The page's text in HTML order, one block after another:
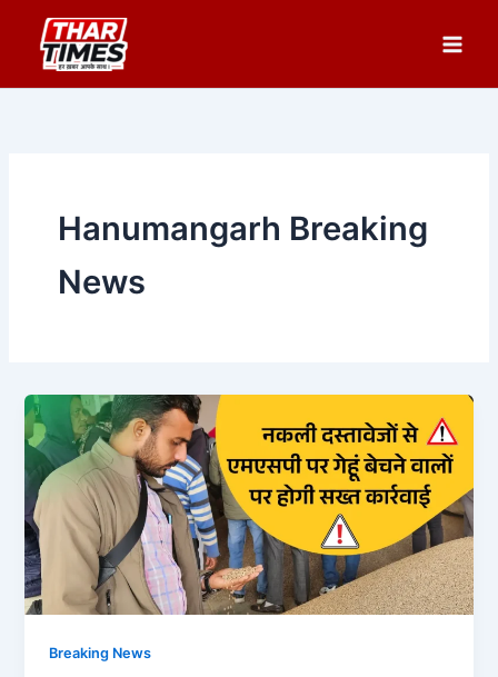
content
Hanumangarh Breaking
News
Breaking News